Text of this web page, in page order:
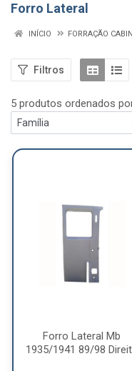
Forro Lateral
INÍCIO FORRAÇÃO
Filtros
5 produtos ordenados
Forro Lateral Mb
1935/1941 89/98